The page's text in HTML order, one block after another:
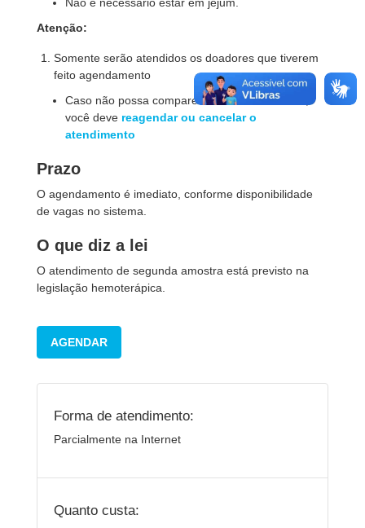
Atenção:
Somente serão atendidos os doadores que tiverem
feito agendamento
Caso não possa comparecer na data marcada,
você deve reagendar ou cancelar o
atendimento
Prazo
O agendamento é imediato, conforme disponibilidade
de vagas no sistema.
O que diz a lei
O atendimento de segunda amostra está previsto na
legislação hemoterápica.
AGENDAR
Forma de atendimento:
Parcialmente na Internet
Quanto custa: